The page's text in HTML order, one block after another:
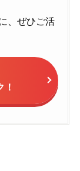
、ぜひご活